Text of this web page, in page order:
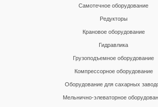
Самотечное оборудование
Редукторы
Крановое оборудование
Гидравлика
Грузоподъемное оборудование
Компрессорное оборудование
Оборудование для сахарных
Мельнично-элеваторное